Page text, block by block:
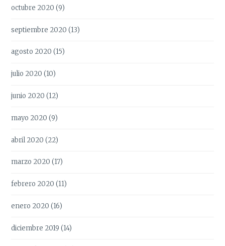
octubre 2020 (9)
septiembre 2020 (13)
agosto 2020 (15)
julio 2020 (10)
junio 2020 (12)
mayo 2020 (9)
abril 2020 (22)
marzo 2020 (17)
febrero 2020 (11)
enero 2020 (16)
diciembre 2019 (14)